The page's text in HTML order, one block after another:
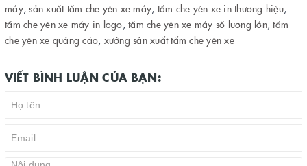
máy,sản xuất tấm che yên xe máy, tấm che yên xe in thương hiệu,
tấm che yên xe máy in logo, tấm che yên xe máy số lượng lớn,tấm
che yên xe quảng cáo, xưởng sản xuất tấm che yên xe
VIẾT BÌNH LUẬN CỦA BẠN: